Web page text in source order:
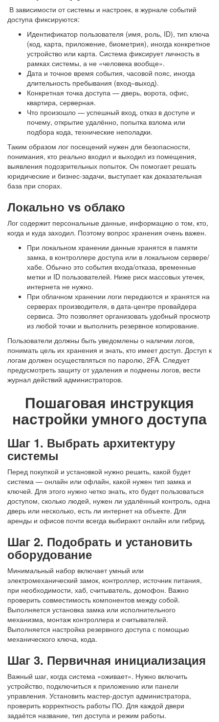
В зависимости от системы и настроек, в журнале событий
доступа фиксируются:
Идентификатор пользователя (имя, роль, ID), тип ключа
(код, карта, приложение, биометрия), иногда конкретное
устройство или карта. Система фиксирует личность в
рамках системы, а не «человека вообще».
Дата и точное время события, часовой пояс, иногда
длительность пребывания (вход–выход).
Конкретная точка доступа — дверь, ворота, офис,
квартира, серверная.
Что произошло — успешный вход, отказ в доступе и
почему, открытие удалённо, попытка взлома или
подбора кода, технические неполадки.
Таким образом лог посещений нужен для безопасности,
понимания, кто реально входил и выходил из помещения,
выявления подозрительных попыток. Он помогает решать
юридические и бизнес-задачи, выступает как доказательная
база при спорах.
Локально vs облако
Лог содержит персональные данные, информацию о том, кто,
когда и куда заходил. Поэтому вопрос хранения очень важен.
При локальном хранении данные хранятся в памяти
замка, в контроллере доступа или в локальном сервере/
хабе. Обычно это события входа/отказа, временные
метки и ID пользователей. Ниже риск массовых утечек,
интернета не нужно.
При облачном хранении логи передаются и хранятся на
серверах производителя, в дата-центре провайдера
сервиса. Это позволяет организовать удобный просмотр
из любой точки и выполнить резервное копирование.
Пользователи должны быть уведомлены о наличии логов,
понимать цель их хранения и знать, кто имеет доступ. Доступ к
логам должен осуществляться по паролю, 2FA. Следует
предусмотреть защиту от удаления и подмены логов, вести
журнал действий администраторов.
Пошаговая инструкция
настройки умного доступа
Шаг 1. Выбрать архитектуру
системы
Перед покупкой и установкой нужно решить, какой будет
система — онлайн или офлайн, какой нужен тип замка и
ключей. Для этого нужно четко знать, кто будет пользоваться
доступом, сколько людей, нужен ли удалённый контроль, одна
дверь или несколько, есть ли интернет на объекте. Для
аренды и офисов почти всегда выбирают онлайн или гибрид.
Шаг 2. Подобрать и установить
оборудование
Минимальный набор включает умный или
электромеханический замок, контроллер, источник питания,
при необходимости, хаб, считыватель, домофон. Важно
проверить совместимость компонентов между собой.
Выполняется установка замка или исполнительного
механизма, монтаж контроллера и считывателей.
Выполняется настройка резервного доступа с помощью
механического ключа, кода.
Шаг 3. Первичная инициализация
Важный шаг, когда система «оживает». Нужно включить
устройство, подключиться к приложению или панели
управления. Установить мастер-доступ администратора,
проверить корректность работы ПО. Для каждой двери
задаётся название, тип доступа и режим работы.